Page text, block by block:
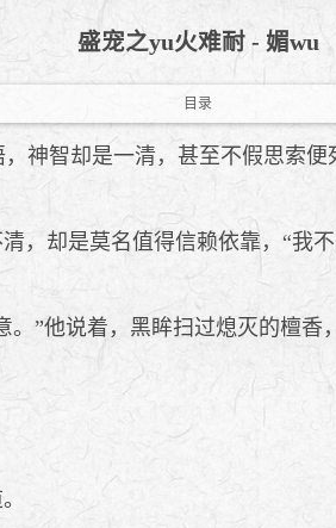
盛宠之yu火难耐 - 媚wu
目录
智却是一清，甚至不假思索便
却是莫名值得信赖依靠，“我不
”他说着，黑眸扫过熄灭的檀香